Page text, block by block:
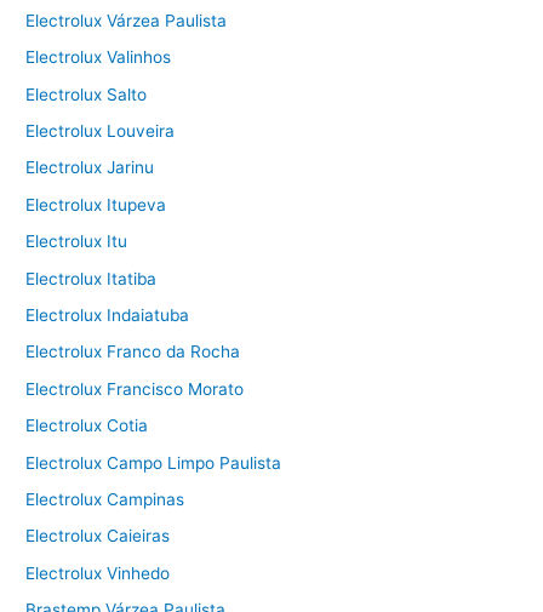
Electrolux Várzea Paulista
Electrolux Valinhos
Electrolux Salto
Electrolux Louveira
Electrolux Jarinu
Electrolux Itupeva
Electrolux Itu
Electrolux Itatiba
Electrolux Indaiatuba
Electrolux Franco da Rocha
Electrolux Francisco Morato
Electrolux Cotia
Electrolux Campo Limpo Paulista
Electrolux Campinas
Electrolux Caieiras
Electrolux Vinhedo